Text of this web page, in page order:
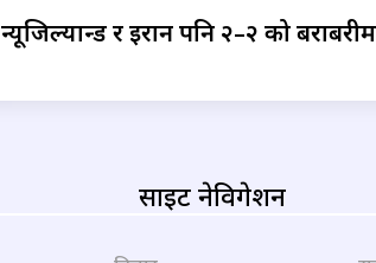
न्यूजिल्यान्डर इरान पनि २–२ को
साइट नेविगेशन